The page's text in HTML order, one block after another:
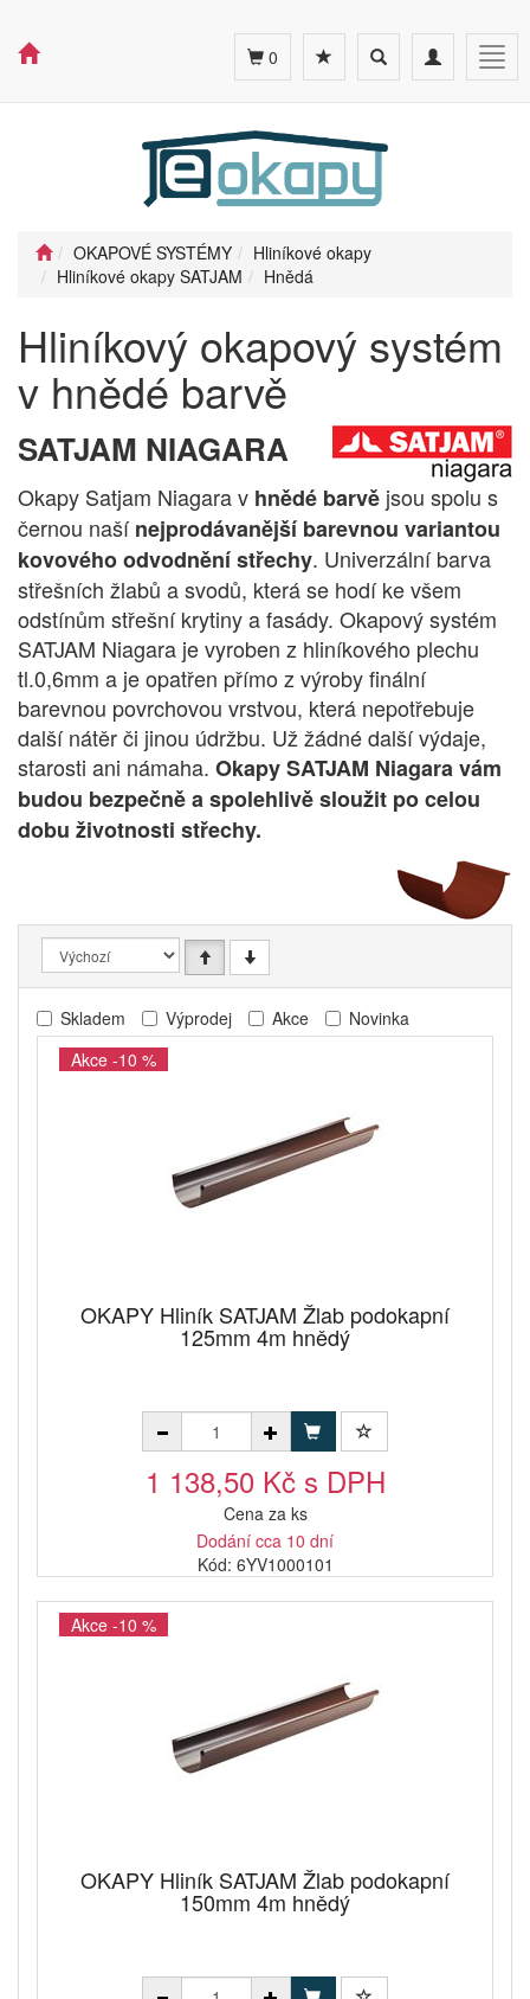
Toggle
navigation
Toggle
search
0
OKAPOVÉ SYSTÉMY
Hliníkové okapy
Hliníkové okapy SATJAM
Hnědá
Hliníkový okapový systém
v hnědé barvě
SATJAM NIAGARA
Okapy Satjam Niagara v hnědé barvě jsou spolu s
černou našínejprodávanější barevnou variantou
kovového odvodnění střechy. Univerzální barva
střešních žlabů a svodů, která se hodí ke všem
odstínům střešní krytiny a fasády. Okapový systém
SATJAM Niagara je vyroben z hliníkového plechu
tl.0,6mm a je opatřen přímo z výroby finální
barevnou povrchovou vrstvou, která nepotřebuje
další nátěr či jinou údržbu. Už žádné další výdaje,
starosti ani námaha. Okapy SATJAM Niagara vám
budou bezpečně a spolehlivě sloužit po celou
dobu životnosti střechy.
Skladem Výprodej Akce
Novinka
Akce -10 %
OKAPY Hliník SATJAM Žlab podokapní
125mm 4m hnědý
1 138,50 Kč s DPH
Cena za ks
Dodání cca 10 dní
Kód: 6YV1000101
Akce -10 %
OKAPY Hliník SATJAM Žlab podokapní
150mm 4m hnědý